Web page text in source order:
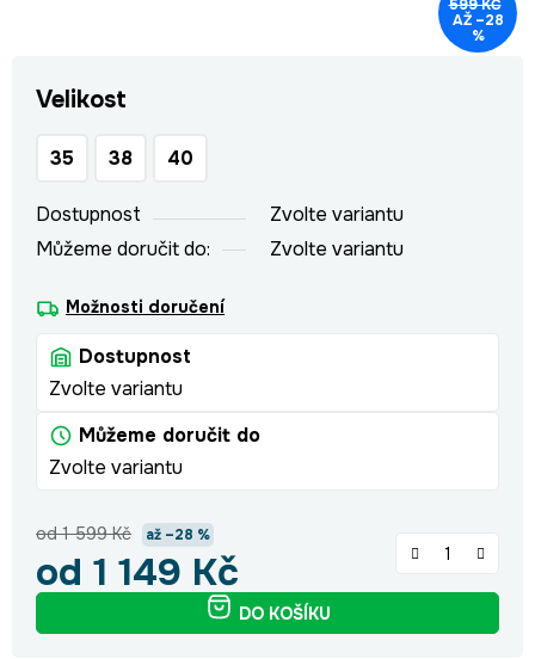
Velikost
35 38 40
Dostupnost
Zvolte variantu
Můžeme doručit do:
Zvolte variantu
Možnosti doručení
Dostupnost
Zvolte variantu
Můžeme doručit do
Zvolte variantu
od 1 599 Kč až –28 %
od 1 149 Kč
DO KOŠÍKU
599 KČ
AŽ –28
%